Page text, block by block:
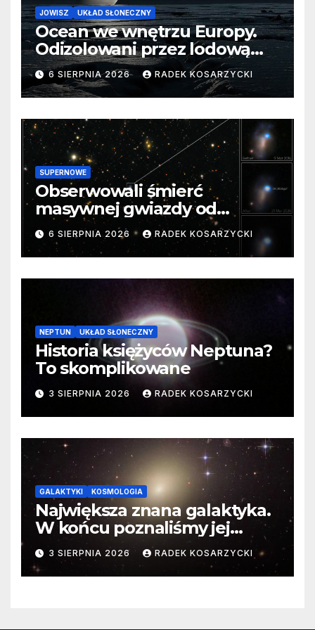
JOWISZ UKŁAD SŁONECZNY
Ocean we wnętrzu Europy.
Odizolowani przez lodową
barierę
6 SIERPNIA 2026 RADEK KOSARZYCKI
SUPERNOWE
Obserwowali śmierć
masywnej gwiazdy od
samego początku. Niezwykle
cenne dane
6 SIERPNIA 2026 RADEK KOSARZYCKI
NEPTUN UKŁAD SŁONECZNY
Historia księżyców Neptuna?
To skomplikowane
3 SIERPNIA 2026 RADEK KOSARZYCKI
GALAKTYKI KOSMOLOGIA
Największa znana galaktyka.
W końcu poznaliśmy jej
faktyczne wymiary
3 SIERPNIA 2026 RADEK KOSARZYCKI